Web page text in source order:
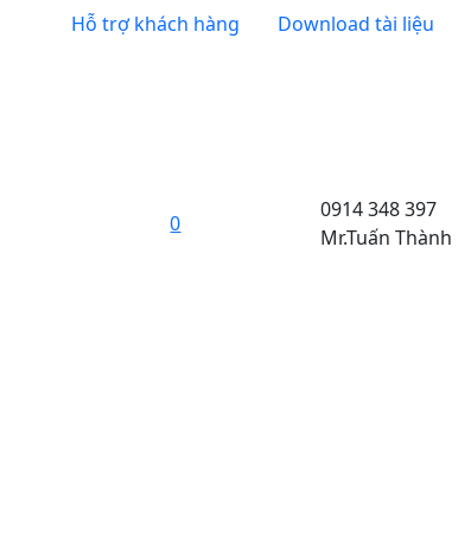
Hỗ trợ khách hàng Download tài liệu
0
0914 348 397
Mr.Tuấn Thành